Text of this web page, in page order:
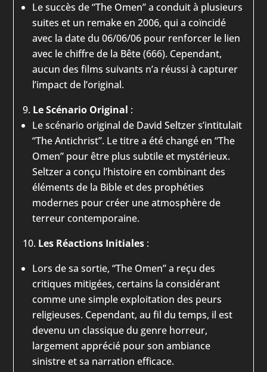
Le succès de “The Omen” a conduit à plusieurs
suites et un remake en 2006, qui a coïncidé
avec la date du 06/06/06 pour renforcer le lien
avec le chiffre de la Bête (666). Cependant,
aucun des films suivants n’a réussi à capturer
l’impact de l’original.
Le Scénario Original :
Le scénario original de David Seltzer s’intitulait
“The Antichrist”. Le titre a été changé en “The
Omen” pour être plus subtile et mystérieux.
Seltzer a conçu l’histoire en combinant des
éléments de la Bible et des prophéties
modernes pour créer une atmosphère de
terreur contemporaine.
Les Réactions Initiales :
Lors de sa sortie, “The Omen” a reçu des
critiques mitigées, certains la considérant
comme une simple exploitation des peurs
religieuses. Cependant, au fil du temps, il est
devenu un classique du genre horreur,
largement apprécié pour son ambiance
sinistre et sa narration efficace.